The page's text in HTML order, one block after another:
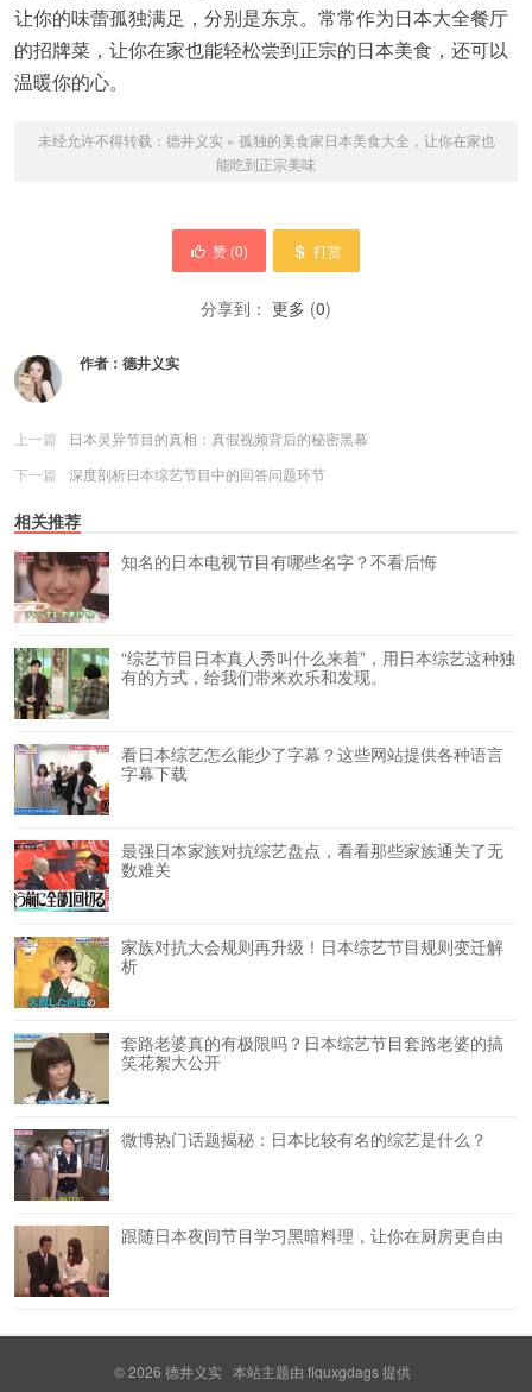
让你的味蕾孤独满足，分别是东京。常常作为日本大全餐厅
的招牌菜，让你在家也能轻松尝到正宗的日本美食，还可以
温暖你的心。
未经允许不得转载： 德井义实 » 孤独的美食家日本美食大全，让你在家也
能吃到正宗美味
赞 (0) 打赏
分享到： 更多 (0)
作者： 德井义实
上一篇
日本灵异节目的真相：真假视频背后的秘密黑幕
下一篇
深度剖析日本综艺节目中的回答问题环节
相关推荐
知名的日本电视节目有哪些名字？不看后悔
“综艺节目日本真人秀叫什么来着”，用日本综艺这种独
有的方式，给我们带来欢乐和发现。
看日本综艺怎么能少了字幕？这些网站提供各种语言
字幕下载
最强日本家族对抗综艺盘点，看看那些家族通关了无
数难关
家族对抗大会规则再升级！日本综艺节目规则变迁解
析
套路老婆真的有极限吗？日本综艺节目套路老婆的搞
笑花絮大公开
微博热门话题揭秘：日本比较有名的综艺是什么？
跟随日本夜间节目学习黑暗料理，让你在厨房更自由
© 2026 德井义实 本站主题由 flquxgdags提供